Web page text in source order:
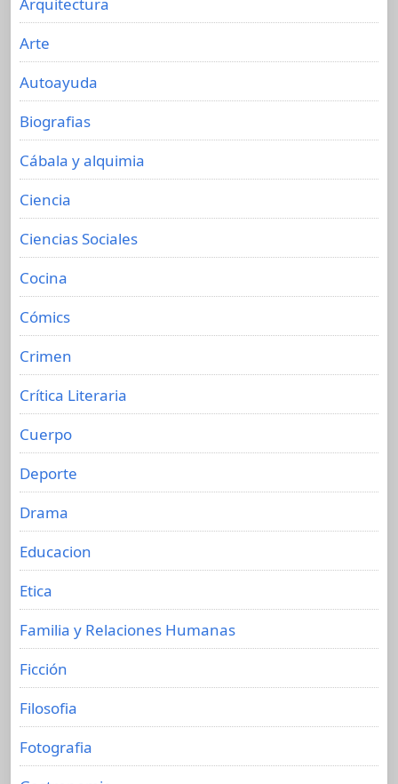
Arte
Autoayuda
Biografias
Cábala y alquimia
Ciencia
Ciencias Sociales
Cocina
Cómics
Crimen
Crítica Literaria
Cuerpo
Deporte
Drama
Educacion
Etica
Familia y Relaciones Humanas
Ficción
Filosofia
Fotografia